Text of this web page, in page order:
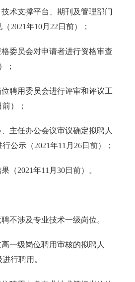
支撑平台、期刊及管理部门
2021年10月22日前）；
员会对申请者进行资格审查
；
用委员会进行评审和评议工
）；
任办公会议审议确定拟聘人
公示（2021年11月26日前）；
2021年11月30日前）。
涉及专业技术一级岗位。
级岗位聘用审核的拟聘人
行聘用。